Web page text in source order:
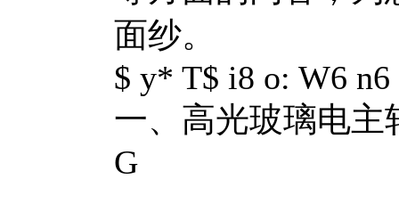
面纱。
$ y* T$ i8 o: W6
一、高光玻璃电主
G